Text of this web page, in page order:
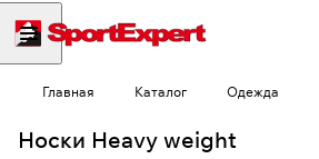
Главная Каталог Одежда
Носки Heavy weight